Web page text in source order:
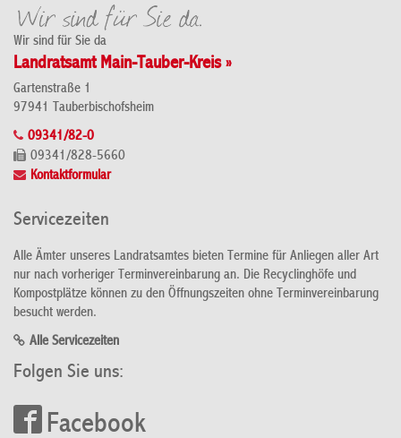
Wir sind für Sie da
Landratsamt Main-Tauber-Kreis »
Gartenstraße 1
97941 Tauberbischofsheim
09341/82-0
09341/828-5660
Kontaktformular
Servicezeiten
Alle Ämter unseres Landratsamtes bieten Termine für Anliegen aller Art
nur nach vorheriger Terminvereinbarung an. Die Recyclinghöfe und
Kompostplätze können zu den Öffnungszeiten ohne Terminvereinbarung
besucht werden.
Alle Servicezeiten
Folgen Sie uns:
Facebook